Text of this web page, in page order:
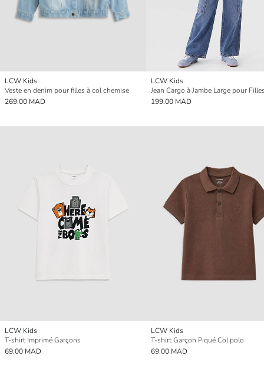
LCW Kids
Veste en denim pour filles à col chemise
269.00 MAD
LCW Kids
Jean Cargo à Jambe Large pour
199.00 MAD
LCW Kids
T-shirt Imprimé Garçons
69.00 MAD
LCW Kids
T-shirt Garçon Piqué Col polo
69.00 MAD